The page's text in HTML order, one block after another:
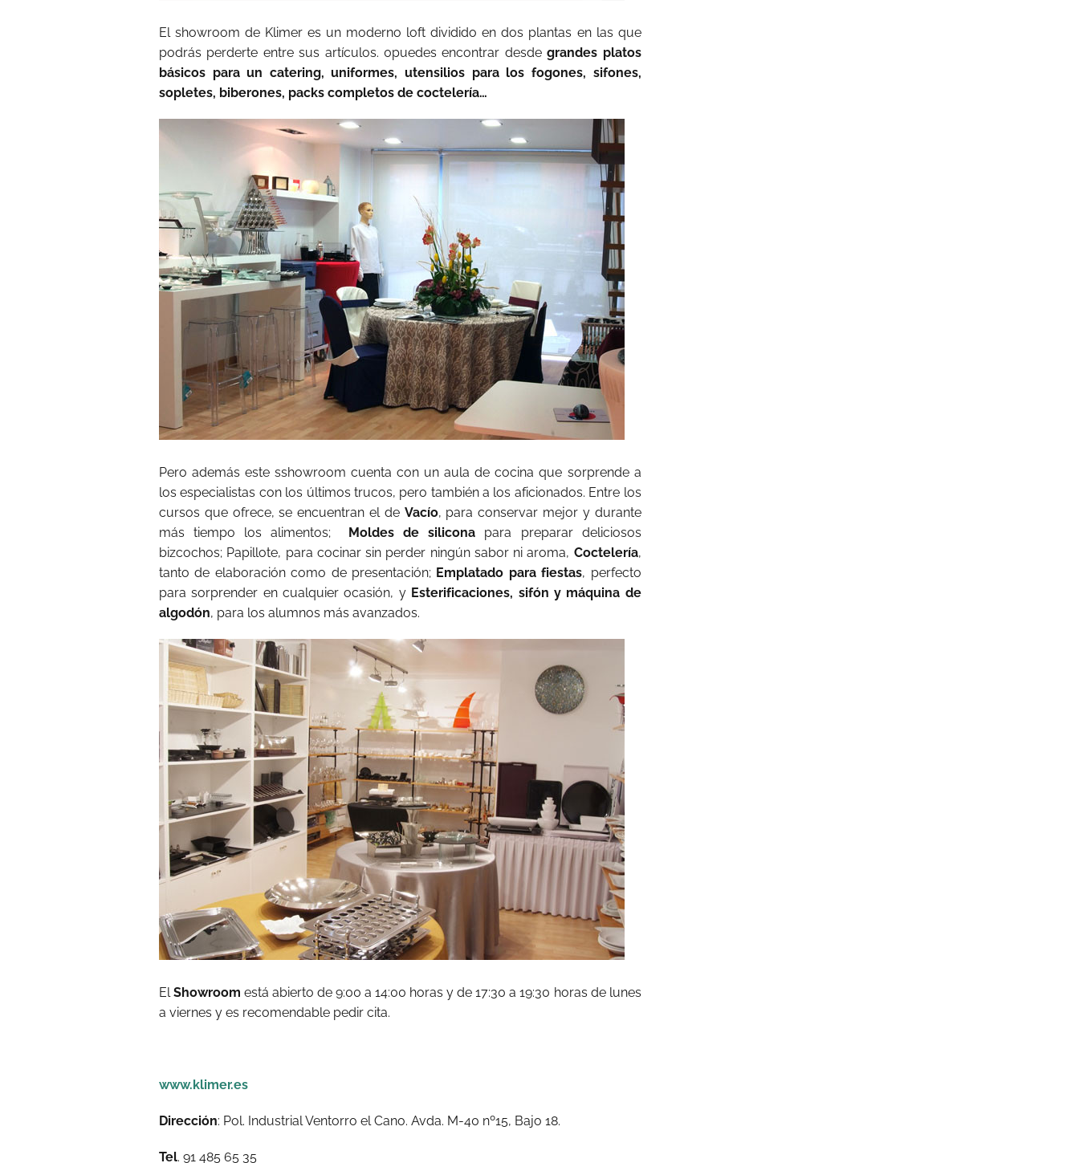
El showroom de Klimer es un moderno loft dividido en dos plantas en las que
podrás perderte entre sus artículos. 0puedes encontrar desdegrandes platos
básicos para un catering, uniformes, utensilios para los fogones, sifones,
sopletes, biberones, packs completos de coctelería…
Pero además este sshowroom cuenta con un aula de cocina que sorprende a
los especialistas con los últimos trucos, pero también a los aficionados. Entre los
cursos que ofrece, se encuentran el de Vacío, para conservar mejor y durante
más tiempo los alimentos; Moldes de silicona para preparar deliciosos
bizcochos; Papillote, para cocinar sin perder ningún sabor ni aroma, Coctelería,
tanto de elaboración como de presentación; Emplatado para fiestas, perfecto
para sorprender en cualquier ocasión, y Esterificaciones, sifón y máquina de
algodón, para los alumnos más avanzados.
ElShowroom está abierto de 9:00 a 14:00 horas y de 17:30 a 19:30 horas de lunes
a viernes y es recomendable pedir cita.
www.klimer.es
Dirección: Pol. Industrial Ventorro el Cano. Avda. M-40 nº15, Bajo 18.
Tel. 91 485 65 35